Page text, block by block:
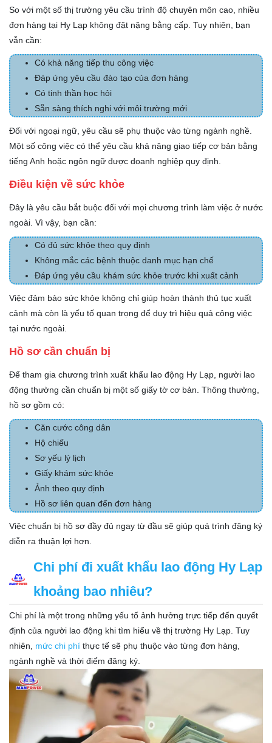
So với một số thị trường yêu cầu trình độ chuyên môn cao, nhiều
đơn hàng tại Hy Lạp không đặt nặng bằng cấp. Tuy nhiên, bạn
vẫn cần:
Có khả năng tiếp thu công việc
Đáp ứng yêu cầu đào tạo của đơn hàng
Có tinh thần học hỏi
Sẵn sàng thích nghi với môi trường mới
Đối với ngoại ngữ, yêu cầu sẽ phụ thuộc vào từng ngành nghề.
Một số công việc có thể yêu cầu khả năng giao tiếp cơ bản bằng
tiếng Anh hoặc ngôn ngữ được doanh nghiệp quy định.
Điều kiện về sức khỏe
Đây là yêu cầu bắt buộc đối với mọi chương trình làm việc ở nước
ngoài. Vì vậy, bạn cần:
Có đủ sức khỏe theo quy định
Không mắc các bệnh thuộc danh mục hạn chế
Đáp ứng yêu cầu khám sức khỏe trước khi xuất cảnh
Việc đảm bảo sức khỏe không chỉ giúp hoàn thành thủ tục xuất
cảnh mà còn là yếu tố quan trọng để duy trì hiệu quả công việc
tại nước ngoài.
Hồ sơ cần chuẩn bị
Để tham gia chương trình xuất khẩu lao động Hy Lạp, người lao
động thường cần chuẩn bị một số giấy tờ cơ bản. Thông thường,
hồ sơ gồm có:
Căn cước công dân
Hộ chiếu
Sơ yếu lý lịch
Giấy khám sức khỏe
Ảnh theo quy định
Hồ sơ liên quan đến đơn hàng
Việc chuẩn bị hồ sơ đầy đủ ngay từ đầu sẽ giúp quá trình đăng ký
diễn ra thuận lợi hơn.
Chi phí đi xuất khẩu lao động Hy Lạp
khoảng bao nhiêu?
Chi phí là một trong những yếu tố ảnh hưởng trực tiếp đến quyết
định của người lao động khi tìm hiểu về thị trường Hy Lạp. Tuy
nhiên, mức chi phí thực tế sẽ phụ thuộc vào từng đơn hàng,
ngành nghề và thời điểm đăng ký.